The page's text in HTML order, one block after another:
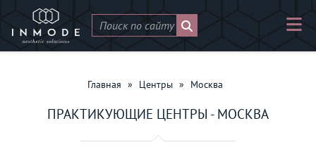
Главная » Центры » Москва
ПРАКТИКУЮЩИЕ ЦЕНТРЫ - МОСКВА